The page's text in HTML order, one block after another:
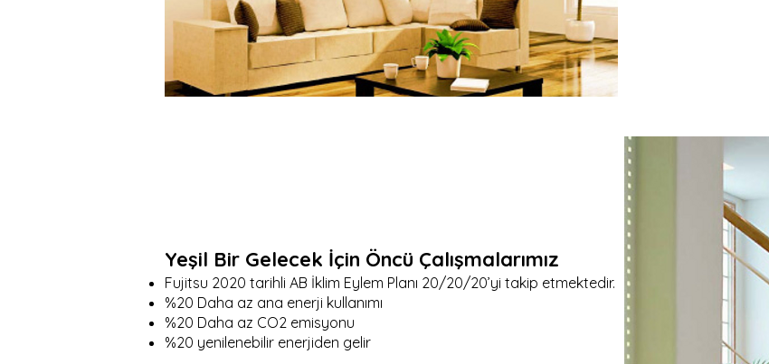
Yeşil Bir Gelecek İçin Öncü Çalışmalarımız
Fujitsu 2020 tarihli AB İklim Eylem Planı 20/20/20’yi takip etmektedir.
%20 Daha az ana enerji kullanımı
%20 Daha az CO2 emisyonu
%20 yenilenebilir enerjiden gelir